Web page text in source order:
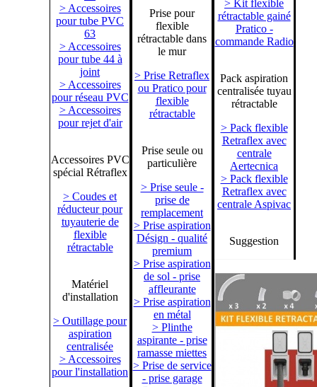
> Accessoires
pour tube PVC
63
> Accessoires
pour tube 44 à
joint
> Accessoires
pour réseau PVC
> Accessoires
pour rejet d'air
Accessoires PVC
spécial Rétraflex
> Coudes et
réducteur pour
tuyauterie de
flexible
rétractable
Matériel
d'installation
> Outillage pour
aspiration
centralisée
> Accessoires
pour l'installation
Prise pour
flexible
rétractable dans
le mur
> Prise Retraflex
ou Pratico pour
flexible
rétractable
Prise seule ou
particulière
> Prise seule -
prise de
remplacement
> Prise aspiration
Désign - qualité
premium
> Prise aspiration
de sol - prise
affleurante
> Prise aspiration
en métal
> Plinthe
aspirante - prise
ramasse miettes
> Prise de service
- prise garage
> Kit flexible
rétractable gainé
Pratico -
commande Radio
Pack aspiration
centralisée tuyau
rétractable
> Pack flexible
Retraflex avec
centrale
Aertecnica
> Pack flexible
Retraflex avec
centrale Aspivac
Suggestion